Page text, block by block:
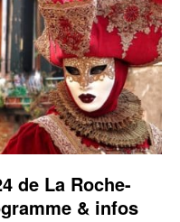
de La Roche-
& infos